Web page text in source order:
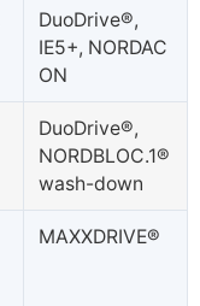
DuoDrive®,
IE5+, NORDAC
ON
DuoDrive®,
NORDBLOC.1®
wash-down
MAXXDRIVE®